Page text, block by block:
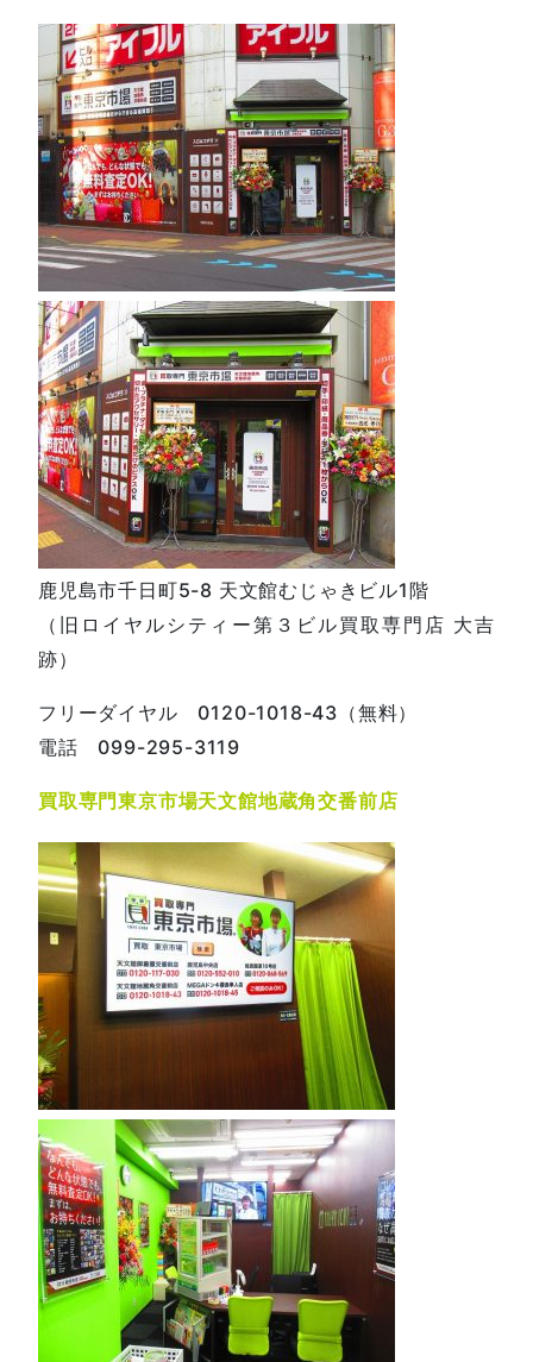
鹿児島市千日町5-8 天文館むじゃきビル1階
（旧ロイヤルシティー第３ビル買取専門店 大吉
跡）
フリーダイヤル 0120-1018-43（無料）
電話 099-295-3119
買取専門東京市場天文館地蔵角交番前店